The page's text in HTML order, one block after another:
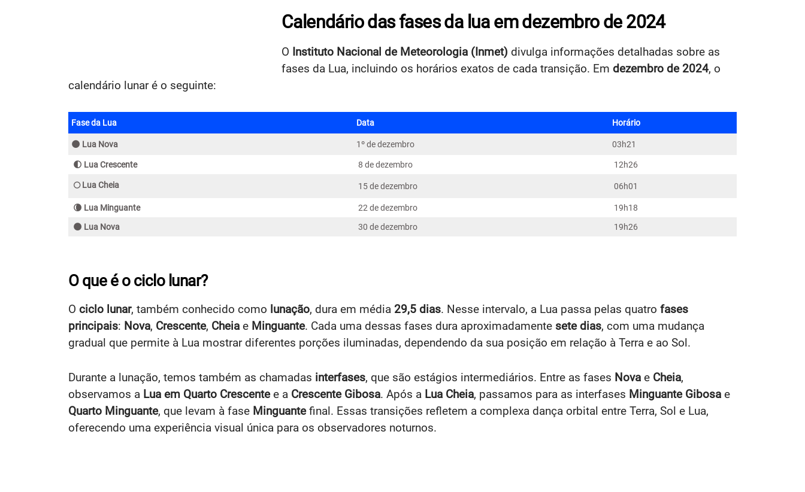
Calendário das fases da lua em dezembro de 2024
O Instituto Nacional de Meteorologia (Inmet) divulga informações detalhadas sobre as
fases da Lua, incluindo os horários exatos de cada transição. Em dezembro de 2024, o
calendário lunar é o seguinte:
Fase da Lua Data Horário
🌑 Lua Nova 1º de dezembro 03h21
🌓 Lua Crescente 8 de dezembro 12h26
🌕 Lua Cheia 15 de dezembro 06h01
🌘 Lua Minguante 22 de dezembro
19h18
🌑 Lua Nova
30 de dezembro 19h26
O que é o ciclo lunar?
O ciclo lunar, também conhecido como lunação, dura em média 29,5 dias. Nesse intervalo, a Lua passa pelas quatro fases
principais: Nova, Crescente, Cheia e Minguante. Cada uma dessas fases dura aproximadamente sete dias, com uma mudança
gradual que permite à Lua mostrar diferentes porções iluminadas, dependendo da sua posição em relação à Terra e ao Sol.
Durante a lunação, temos também as chamadas interfases, que são estágios intermediários. Entre as fases Nova e Cheia,
observamos a Lua em Quarto Crescentee a Crescente Gibosa. Após a Lua Cheia, passamos para as interfases Minguante Gibosa e
Quarto Minguante, que levam à fase Minguantefinal. Essas transições refletem a complexa dança orbital entre Terra, Sol e Lua,
oferecendo uma experiência visual única para os observadores noturnos.